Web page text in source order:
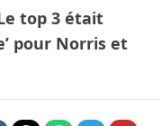
top 3 était
pour Norris et